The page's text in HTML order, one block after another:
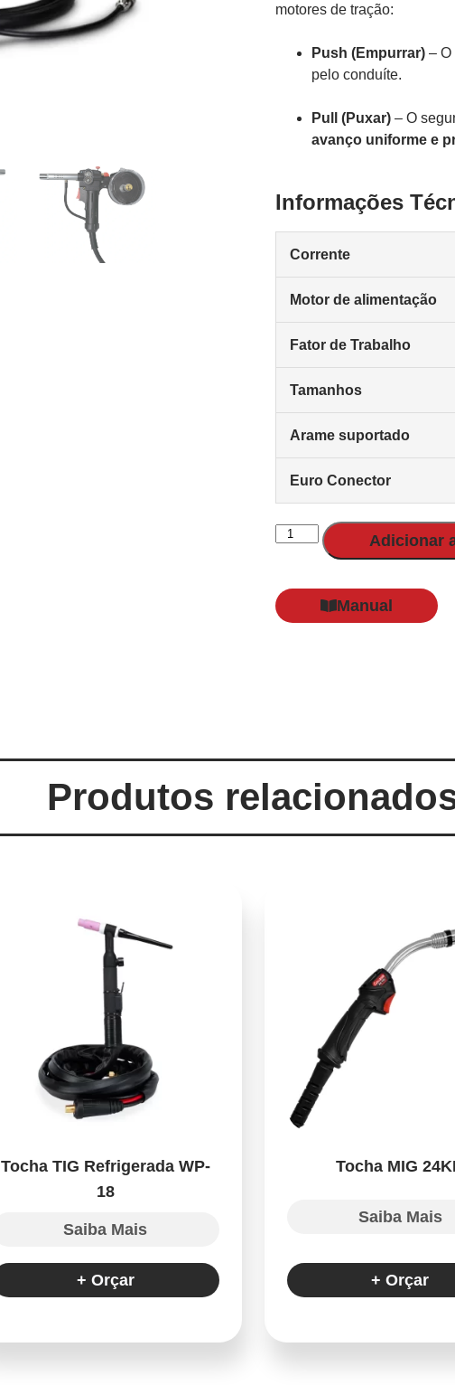
motores de tração:
Push (Empurrar) – O
pelo conduíte.
Pull (Puxar) – O
avanço uniforme e
Informações
Corrente
Motor de alimentação
Fator de Trabalho
Tamanhos
Arame suportado
Euro Conector
Adicionar
Manual
Produtos
Tocha TIG Refrigerada WP-
18
Saiba Mais
+ Orçar
Tocha MIG
Saiba Mais
+ Orçar